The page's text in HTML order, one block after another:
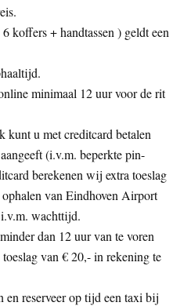
koffers + handtassen ) geldt een
minimaal 12 uur voor de rit
kunt u met creditcard betalen
(i.v.m. beperkte pin-
berekenen wij extra toeslag
van Eindhoven Airport
wachttijd.
dan 12 uur van te voren
van € 20,- in rekening te
en reserveer op tijd een taxi bij